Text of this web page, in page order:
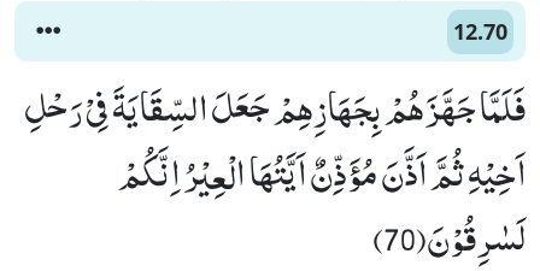
12.70
فَلَمَّا جَهَّزَهُمْ بِجَهَازِهِمْ جَعَلَ السِّقَایَةَ فِیْ رَحْلِ
اَخِیْهِ ثُمَّ اَذَّنَ مُؤَذِّنٌ اَیَّتُهَا الْعِیْرُ اِنَّكُمْ
لَسٰرِقُوْنَ(70)